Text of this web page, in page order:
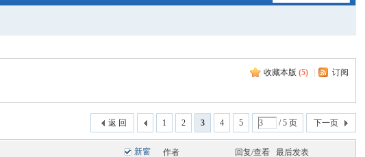
收藏本版 (5) 订阅
1 2 3 4 5 / 5 页 下一页
返 回
新窗 作者 回复/查看 最后发表